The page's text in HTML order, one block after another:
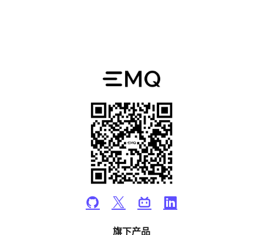
旗下产品